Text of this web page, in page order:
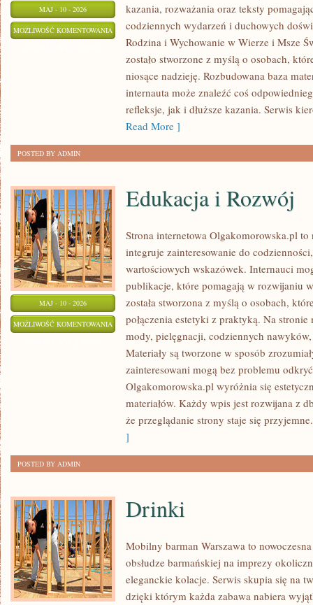
MAJ - 10 - 2026
MOŻLIWOŚĆ KOMENTOWANIA MSZE
ŚWIĘTE
kazania, rozważania oraz teksty
codziennych wydarzeń i duchowych
Rodzina i Wychowanie w Wierze i Msze
zostało stworzone z myślą o osobach,
niosące nadzieję. Rozbudowana baza
internauta może znaleźć coś
refleksje, jak i dłuższe kazania. Serwis
Read More ]
POSTED BY ADMIN
MAJ - 10 - 2026
MOŻLIWOŚĆ KOMENTOWANIA EDUKACJA
ROZWÓJ
Edukacja i Rozwój
Strona internetowa Olgakomorowska.pl
integruje zainteresowanie do
wartościowych wskazówek. Internauci
publikacje, które pomagają w rozwijaniu
została stworzona z myślą o osobach,
połączenia estetyki z praktyką. Na
mody, pielęgnacji, codziennych
Materiały są tworzone w sposób
zainteresowani mogą bez problemu
Olgakomorowska.pl wyróżnia się
materiałów. Każdy wpis jest rozwijana z
że przeglądanie strony staje się
]
POSTED BY ADMIN
Drinki
Mobilny barman Warszawa to
obsłudze barmańskiej na imprezy
eleganckie kolacje. Serwis skupia się na
dzięki którym każda zabawa nabiera